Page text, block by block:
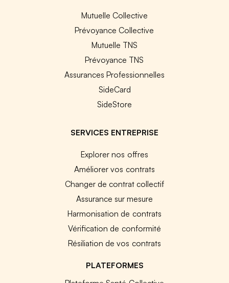
Mutuelle Collective
Prévoyance Collective
Mutuelle TNS
Prévoyance TNS
Assurances Professionnelles
SideCard
SideStore
SERVICES ENTREPRISE
Explorer nos offres
Améliorer vos contrats
Changer de contrat collectif
Assurance sur mesure
Harmonisation de contrats
Vérification de conformité
Résiliation de vos contrats
PLATEFORMES